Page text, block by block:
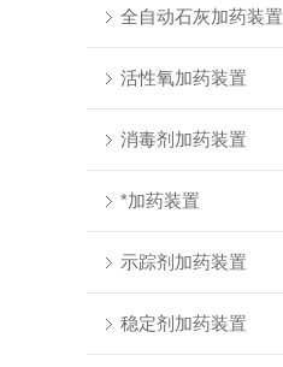
全自动石灰加药装置
活性氧加药装置
消毒剂加药装置
*加药装置
示踪剂加药装置
稳定剂加药装置